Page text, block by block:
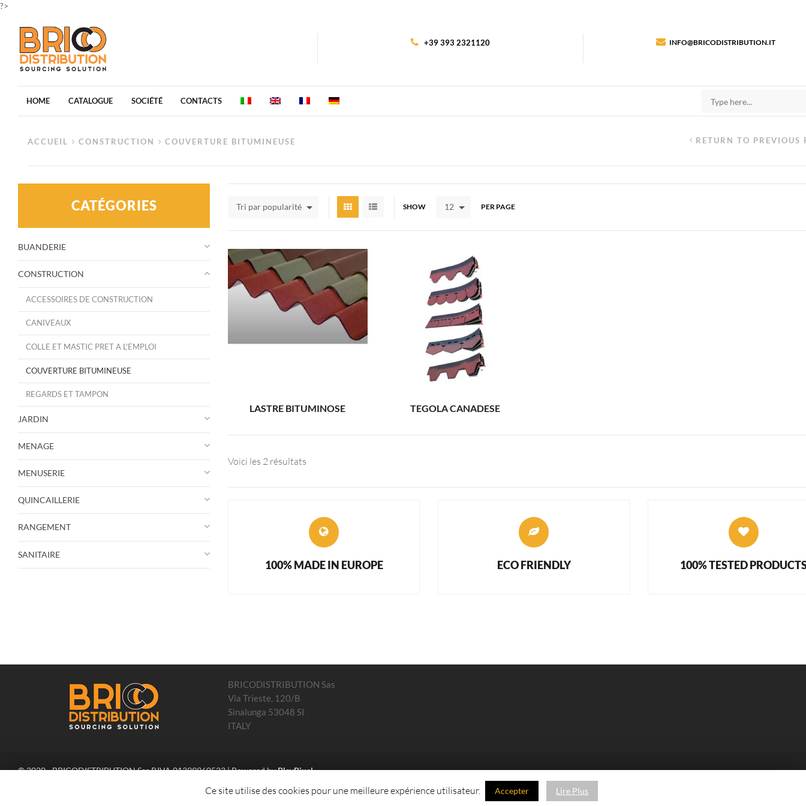
?>
+39 393 2321120 INFO@BRICODISTRIBUTION.IT
HOME CATALOGUE SOCIÉTÉ CONTACTS
ACCUEIL CONSTRUCTION COUVERTURE BITUMINEUSE RETURN TO PREVIOUS
Tri par popularité SHOW 12 PER PAGE
LASTRE BITUMINOSE TEGOLA CANADESE
Voici les 2 résultats
100% MADE IN EUROPE ECO FRIENDLY 100% TESTED
CATÉGORIES
BUANDERIE
CONSTRUCTION
ACCESSOIRES DE CONSTRUCTION
CANIVEAUX
COLLE ET MASTIC PRET A L'EMPLOI
COUVERTURE BITUMINEUSE
REGARDS ET TAMPON
JARDIN
MENAGE
MENUSERIE
QUINCAILLERIE
RANGEMENT
SANITAIRE
BRICODISTRIBUTION Sas
Via Trieste, 120/B
Sinalunga 53048 SI
ITALY
© 2020 - BRICODISTRIBUTION Sas P.IVA 01399960523 | Powered byPlayPixel
Ce site utilise des cookies pour une meilleure expérience utilisateur. Accepter Lire Plus